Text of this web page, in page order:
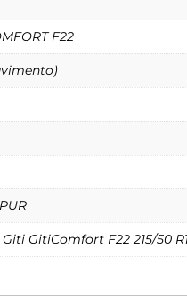
F22
GitiComfort F22 215/50